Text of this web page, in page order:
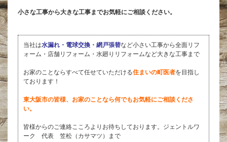
小さな工事から大きな工事までお気軽にご相談ください。
当社は水漏れ・電球交換・網戸張替など小さい工事から全面リフ
ォーム・店舗リフォーム・水廻りリフォームなど大きな工事まで
お家のことならすべて任せていただける住まいの町医者を目指し
ております！
東大阪市の皆様、お家のことなら何でもお気軽にご相談くださ
い。
皆様からのご連絡こころよりお待ちしております。ジェントルワ
ーク 代表 笠松（カサマツ）まで